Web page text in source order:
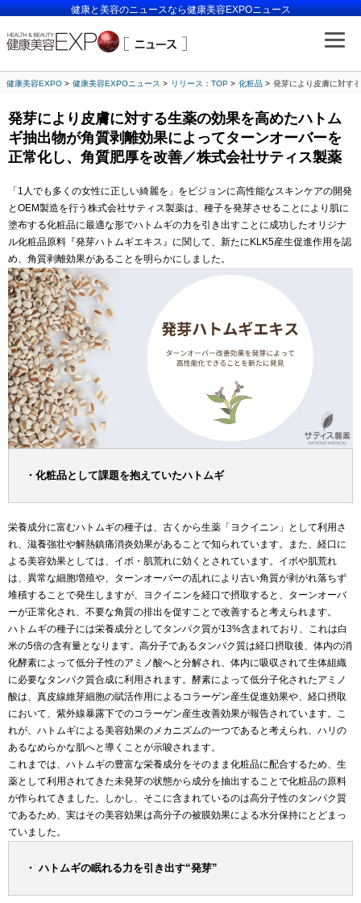
健康と美容のニュースなら健康美容EXPOニュース
健康美容EXPO 健康美容EXPOニュース リリース：TOP 化粧品 発芽により皮膚に対す
発芽により皮膚に対する生薬の効果を高めたハトム
ギ抽出物が角質剥離効果によってターンオーバーを
正常化し、角質肥厚を改善／株式会社サティス製薬
「1人でも多くの女性に正しい綺麗を」をビジョンに高性能なスキンケアの開発
とOEM製造を行う株式会社サティス製薬は、種子を発芽させることにより肌に
塗布する化粧品に最適な形でハトムギの力を引き出すことに成功したオリジナ
ル化粧品原料『発芽ハトムギエキス』に関して、新たにKLK5産生促進作用を認
め、角質剥離効果があることを明らかにしました。
・化粧品として課題を抱えていたハトムギ
栄養成分に富むハトムギの種子は、古くから生薬「ヨクイニン」として利用さ
れ、滋養強壮や解熱鎮痛消炎効果があることで知られています。また、経口に
よる美容効果としては、イボ・肌荒れに効くとされています。イボや肌荒れ
は、異常な細胞増殖や、ターンオーバーの乱れにより古い角質が剥がれ落ちず
堆積することで発生しますが、ヨクイニンを経口で摂取すると、ターンオーバ
ーが正常化され、不要な角質の排出を促すことで改善すると考えられます。
ハトムギの種子には栄養成分としてタンパク質が13%含まれており、これは白
米の5倍の含有量となります。高分子であるタンパク質は経口摂取後、体内の消
化酵素によって低分子性のアミノ酸へと分解され、体内に吸収されて生体組織
に必要なタンパク質合成に利用されます。酵素によって低分子化されたアミノ
酸は、真皮線維芽細胞の賦活作用によるコラーゲン産生促進効果や、経口摂取
において、紫外線暴露下でのコラーゲン産生改善効果が報告されています。こ
れが、ハトムギによる美容効果のメカニズムの一つであると考えられ、ハリの
あるなめらかな肌へと導くことが示唆されます。
これまでは、ハトムギの豊富な栄養成分をそのまま化粧品に配合するため、生
薬として利用されてきた未発芽の状態から成分を抽出することで化粧品の原料
が作られてきました。しかし、そこに含まれているのは高分子性のタンパク質
であるため、実はその美容効果は高分子の被膜効果による水分保持にとどまっ
ていました。
・ ハトムギの眠れる力を引き出す“発芽”